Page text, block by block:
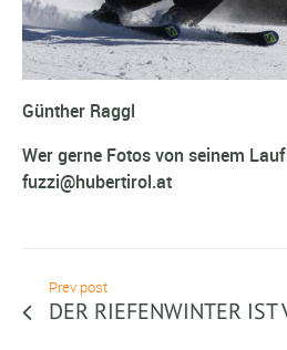
Günther Raggl
Wer gerne Fotos von seinem
fuzzi@hubertirol.at
Prev post
DER RIEFENWINTER IST